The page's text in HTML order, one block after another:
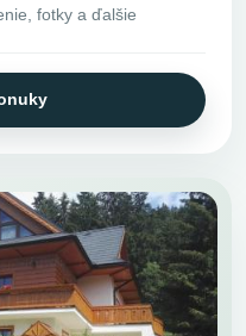
fotky a ďalšie